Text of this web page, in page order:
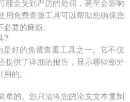
能会受到严厉的处罚，甚至会影响
用免费查重工具可以帮助您确保您
要的麻烦。
?
是好的免费查重工具之一。它不仅
提供了详细的报告，显示哪些部分
的。
单的。您只需将您的论文文本复制